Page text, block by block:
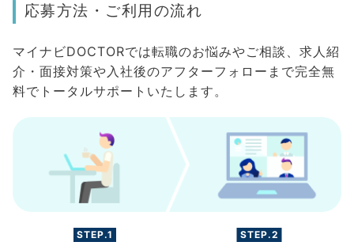
応募方法・ご利用の流れ
マイナビDOCTORでは転職のお悩みやご相談、求人紹
介・面接対策や入社後のアフターフォローまで完全無
料でトータルサポートいたします。
STEP.1 STEP.2